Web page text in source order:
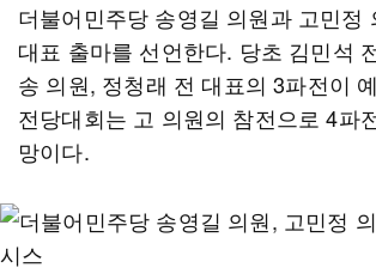
더불어민주당 송영길 의원과 고민정
대표 출마를 선언한다. 당초 김민석
송 의원, 정청래 전 대표의 3파전이
전당대회는 고 의원의 참전으로 4파
망이다.